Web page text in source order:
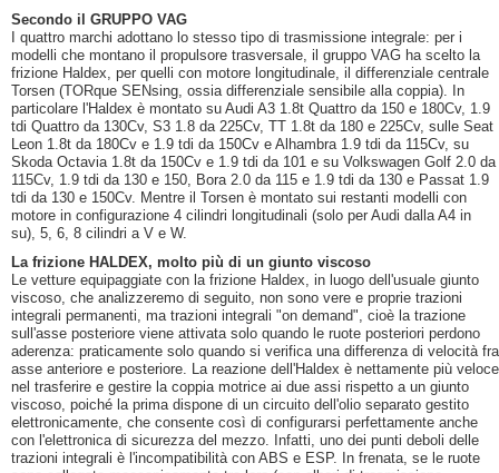
Secondo il GRUPPO VAG
I quattro marchi adottano lo stesso tipo di trasmissione integrale: per i
modelli che montano il propulsore trasversale, il gruppo VAG ha scelto la
frizione Haldex, per quelli con motore longitudinale, il differenziale centrale
Torsen (TORque SENsing, ossia differenziale sensibile alla coppia). In
particolare l'Haldex è montato su Audi A3 1.8t Quattro da 150 e 180Cv, 1.9
tdi Quattro da 130Cv, S3 1.8 da 225Cv, TT 1.8t da 180 e 225Cv, sulle Seat
Leon 1.8t da 180Cv e 1.9 tdi da 150Cv e Alhambra 1.9 tdi da 115Cv, su
Skoda Octavia 1.8t da 150Cv e 1.9 tdi da 101 e su Volkswagen Golf 2.0 da
115Cv, 1.9 tdi da 130 e 150, Bora 2.0 da 115 e 1.9 tdi da 130 e Passat 1.9
tdi da 130 e 150Cv. Mentre il Torsen è montato sui restanti modelli con
motore in configurazione 4 cilindri longitudinali (solo per Audi dalla A4 in
su), 5, 6, 8 cilindri a V e W.
La frizione HALDEX, molto più di un giunto viscoso
Le vetture equipaggiate con la frizione Haldex, in luogo dell'usuale giunto
viscoso, che analizzeremo di seguito, non sono vere e proprie trazioni
integrali permanenti, ma trazioni integrali "on demand", cioè la trazione
sull'asse posteriore viene attivata solo quando le ruote posteriori perdono
aderenza: praticamente solo quando si verifica una differenza di velocità fra
asse anteriore e posteriore. La reazione dell'Haldex è nettamente più veloce
nel trasferire e gestire la coppia motrice ai due assi rispetto a un giunto
viscoso, poiché la prima dispone di un circuito dell'olio separato gestito
elettronicamente, che consente così di configurarsi perfettamente anche
con l'elettronica di sicurezza del mezzo. Infatti, uno dei punti deboli delle
trazioni integrali è l'incompatibilità con ABS e ESP. In frenata, se le ruote